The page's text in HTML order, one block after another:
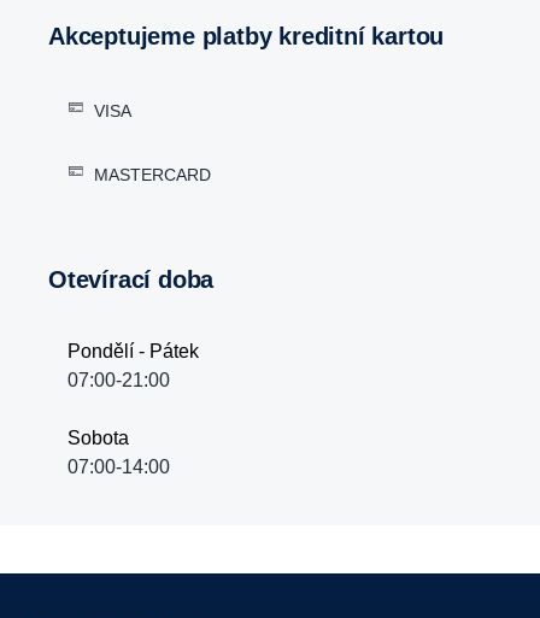
Akceptujeme platby kreditní kartou
VISA
MASTERCARD
Otevírací doba
Pondělí - Pátek
07:00-21:00
Sobota
07:00-14:00